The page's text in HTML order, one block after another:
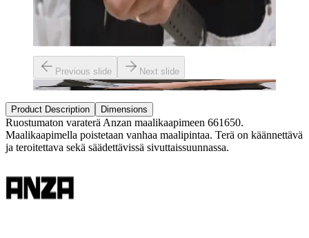
Previous slide Next slide
Product Description Dimensions
Ruostumaton varaterä Anzan maalikaapimeen 661650.
Maalikaapimella poistetaan vanhaa maalipintaa. Terä on käännettävä
ja teroitettava sekä säädettävissä sivuttaissuunnassa.